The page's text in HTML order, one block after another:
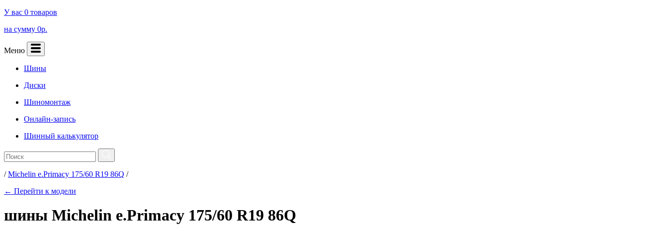
У вас 0 товаров
на сумму 0р.
Меню
Шины
Диски
Шиномонтаж
Онлайн-запись
Шинный калькулятор
/Michelin e.Primacy 175/60 R19 86Q /
← Перейти к модели
шины Michelin e.Primacy 175/60 R19 86Q